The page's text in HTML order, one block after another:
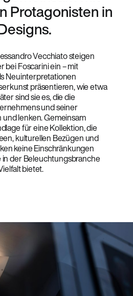
Protagonisten in
Vecchiato steigen
bei Foscarini ein – mit
Neuinterpretationen
präsentieren, wie etwa
sind sie es, die die
und seiner
lenken. Gemeinsam
für eine Kollektion, die
kulturellen Bezügen und
keine Einschränkungen
in der Beleuchtungsbranche
bietet.